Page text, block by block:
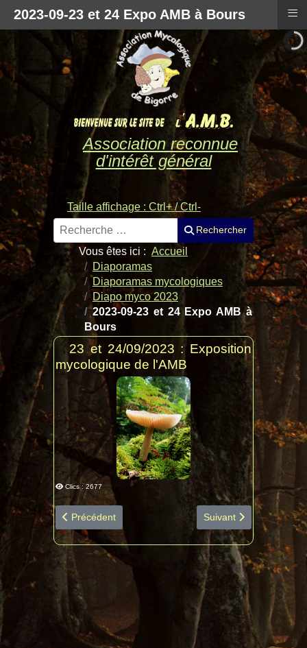
Association reconnue
d'intérêt général
Taille affichage : Ctrl+ / Ctrl-
Rechercher
Rechercher
Vous êtes ici : Accueil
Diaporamas
Diaporamas mycologiques
Diapo myco 2023
2023-09-23 et 24 Expo AMB à
Bours
23 et 24/09/2023 : Exposition
mycologique de l'AMB
Clics : 2677
Article précédent : 2023-11-10 Lespecier diapo espèces
Précédent Article suivant : 2023-
Suivant
2023-09-23 et 24 Expo AMB à Bours ≡